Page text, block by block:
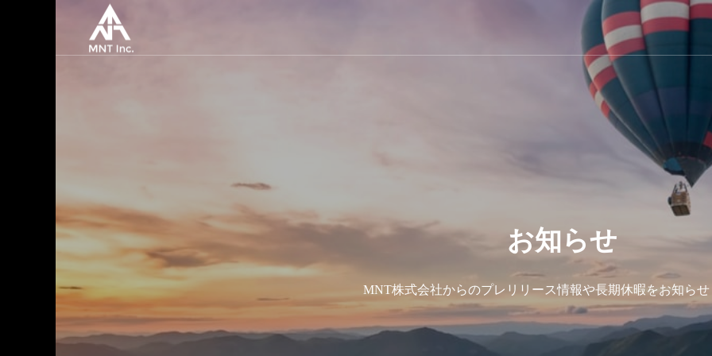
お知らせ
MNT株式会社からのプレリリース情報や長期休暇をお知ら